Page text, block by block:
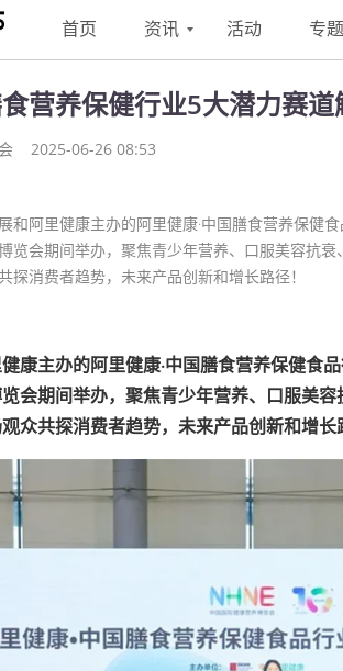
首页 资讯 活动 专题
营养保健行业5大潜力赛道
2025-06-26 08:53
和阿里健康主办的阿里健康·中国膳食营养保健
览会期间举办，聚焦青少年营养、口服美容抗
探消费者趋势，未来产品创新和增长路径！
康主办的阿里健康·中国膳食营养保健食
会期间举办，聚焦青少年营养、口服美
众共探消费者趋势，未来产品创新和增长